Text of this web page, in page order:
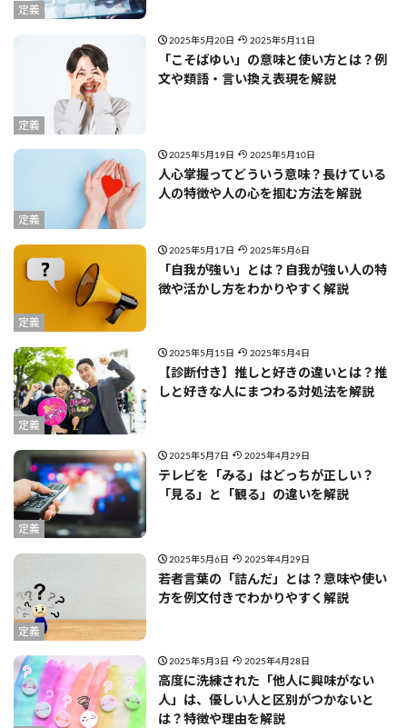
定義
定義
2025年5月20日 2025年5月11日
「こそばゆい」の意味と使い方とは？例
文や類語・言い換え表現を解説
定義
2025年5月19日 2025年5月10日
人心掌握ってどういう意味？長けている
人の特徴や人の心を掴む方法を解説
定義
2025年5月17日 2025年5月6日
「自我が強い」とは？自我が強い人の特
徴や活かし方をわかりやすく解説
定義
2025年5月15日 2025年5月4日
【診断付き】推しと好きの違いとは？推
しと好きな人にまつわる対処法を解説
定義
2025年5月7日 2025年4月29日
テレビを「みる」はどっちが正しい？
「見る」と「観る」の違いを解説
定義
2025年5月6日 2025年4月29日
若者言葉の「詰んだ」とは？意味や使い
方を例文付きでわかりやすく解説
2025年5月3日 2025年4月28日
高度に洗練された「他人に興味がない
人」は、優しい人と区別がつかないと
は？特徴や理由を解説